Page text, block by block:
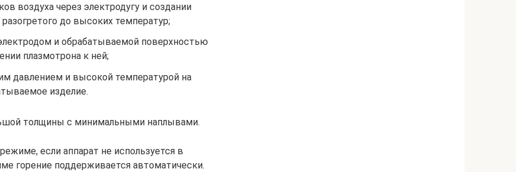
воздуха через электродугу и создании
до высоких температур;
и обрабатываемой поверхностью
плазмотрона к ней;
давлением и высокой температурой на
изделие.
толщины с минимальными наплывами.
если аппарат не используется в
горение поддерживается автоматически.